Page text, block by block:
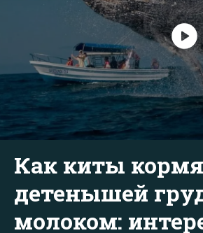
Как киты
детенышей
молоком: